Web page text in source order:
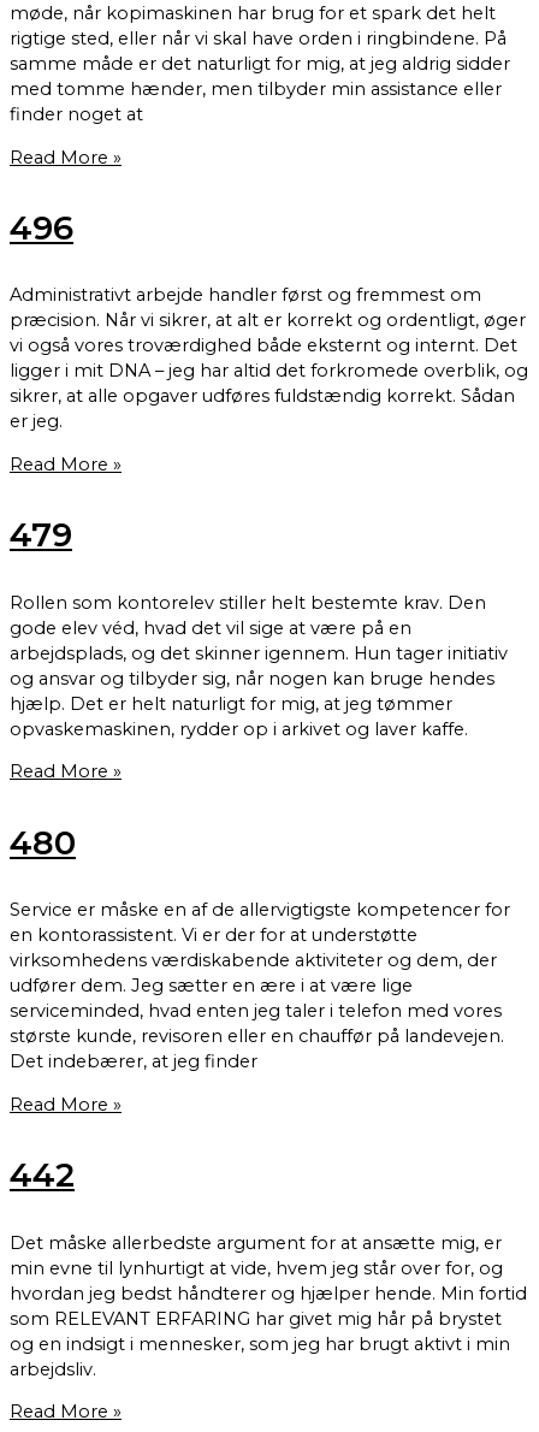
møde, når kopimaskinen har brug for et spark det helt
rigtige sted, eller når vi skal have orden i ringbindene. På
samme måde er det naturligt for mig, at jeg aldrig sidder
med tomme hænder, men tilbyder min assistance eller
finder noget at
Read More »
496
Administrativt arbejde handler først og fremmest om
præcision. Når vi sikrer, at alt er korrekt og ordentligt, øger
vi også vores troværdighed både eksternt og internt. Det
ligger i mit DNA – jeg har altid det forkromede overblik, og
sikrer, at alle opgaver udføres fuldstændig korrekt. Sådan
er jeg.
Read More »
479
Rollen som kontorelev stiller helt bestemte krav. Den
gode elev véd, hvad det vil sige at være på en
arbejdsplads, og det skinner igennem. Hun tager initiativ
og ansvar og tilbyder sig, når nogen kan bruge hendes
hjælp. Det er helt naturligt for mig, at jeg tømmer
opvaskemaskinen, rydder op i arkivet og laver kaffe.
Read More »
480
Service er måske en af de allervigtigste kompetencer for
en kontorassistent. Vi er der for at understøtte
virksomhedens værdiskabende aktiviteter og dem, der
udfører dem. Jeg sætter en ære i at være lige
serviceminded, hvad enten jeg taler i telefon med vores
største kunde, revisoren eller en chauffør på landevejen.
Det indebærer, at jeg finder
Read More »
442
Det måske allerbedste argument for at ansætte mig, er
min evne til lynhurtigt at vide, hvem jeg står over for, og
hvordan jeg bedst håndterer og hjælper hende. Min fortid
som RELEVANT ERFARING har givet mig hår på brystet
og en indsigt i mennesker, som jeg har brugt aktivt i min
arbejdsliv.
Read More »